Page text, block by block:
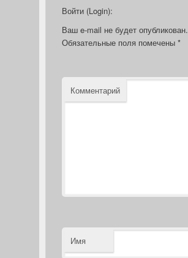
Войти (Login):
Ваш e-mail не будет опубликован.
Обязательные поля помечены *
Комментарий
Имя